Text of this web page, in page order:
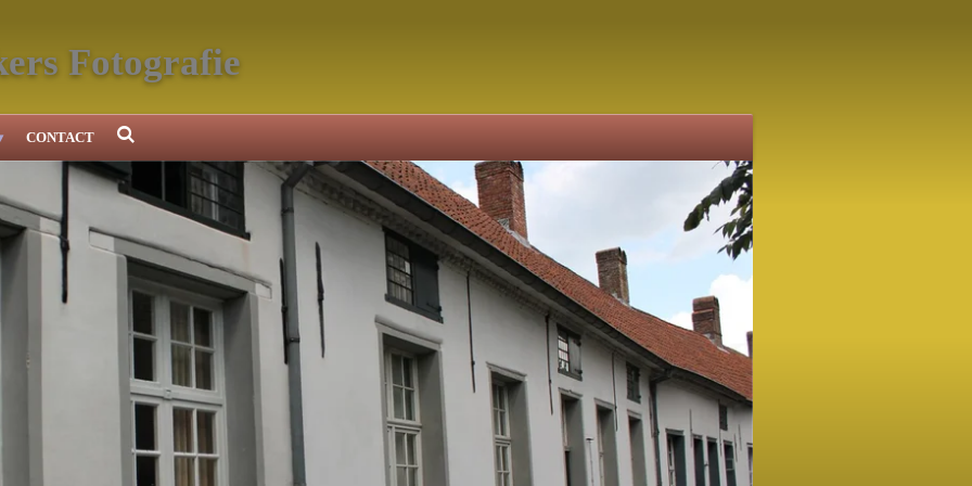
Fotografie
CONTACT